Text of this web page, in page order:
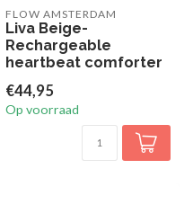
FLOW AMSTERDAM
Liva Beige-
Rechargeable
heartbeat comforter
€44,95
Op voorraad